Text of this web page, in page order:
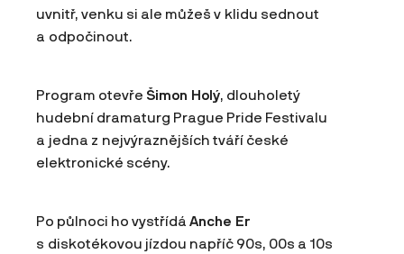
uvnitř, venku si ale můžeš v klidu sednout
a odpočinout.
Program otevře Šimon Holý, dlouholetý
hudební dramaturg Prague Pride Festivalu
a jedna z nejvýraznějších tváří české
elektronické scény.
Po půlnoci ho vystřídá Anche Er
s diskotékovou jízdou napříč 90s, 00s a 10s